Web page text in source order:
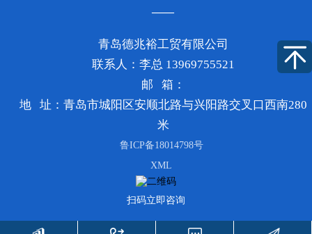
青岛德兆裕工贸有限公司
联系人：李总 13969755521
邮 箱：
地 址：青岛市城阳区安顺北路与兴阳路交叉口西南280
米
鲁ICP备18014798号
XML
扫码立即咨询